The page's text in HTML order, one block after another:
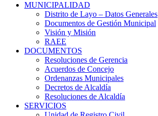
MUNICIPALIDAD
Distrito de Layo – Datos Generales
Documentos de Gestión Municipal
Visión y Misión
RAEE
DOCUMENTOS
Resoluciones de Gerencia
Acuerdos de Concejo
Ordenanzas Municipales
Decretos de Alcaldía
Resoluciones de Alcaldía
SERVICIOS